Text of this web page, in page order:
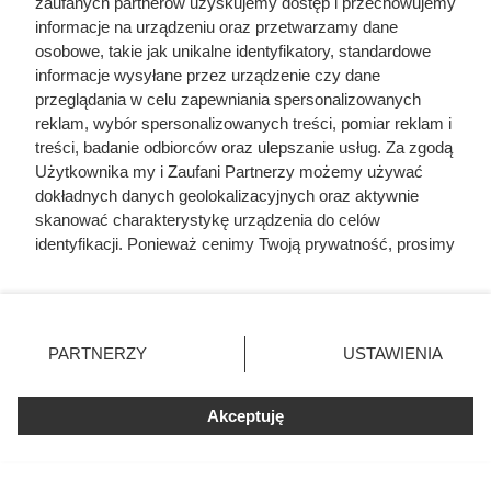
prawdziwe Serce Oceanu wzięło obecną nazwę. W 1851
roku kamień ubezpieczono na astronomiczną jak na tamte
czasy kwotę miliona dolarów. Później odziedziczył go lord
Francis Pelham Clinton Hope.
informacje na urządzeniu oraz przetwarzamy dane
osobowe, takie jak unikalne identyfikatory, standardowe
informacje wysyłane przez urządzenie czy dane
przeglądania w celu zapewniania spersonalizowanych
reklam, wybór spersonalizowanych treści, pomiar reklam i
treści, badanie odbiorców oraz ulepszanie usług. Za zgodą
Użytkownika my i Zaufani Partnerzy możemy używać
dokładnych danych geolokalizacyjnych oraz aktywnie
skanować charakterystykę urządzenia do celów
identyfikacji. Ponieważ cenimy Twoją prywatność, prosimy
prywatności znajdujący się w lewym dolnym rogu strony
. Niektóre rodzaje przetwarzania danych nie wymagają
zgody użytkownika, ale masz prawo sprzeciwić się
takiemu przetwarzaniu. Preferencje będą miały
zastosowania tylko na tej witrynie.
PARTNERZY USTAWIENIA
Akceptuję